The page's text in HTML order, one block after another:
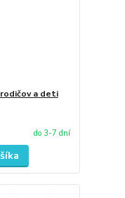
a deti
do 3-7 dní